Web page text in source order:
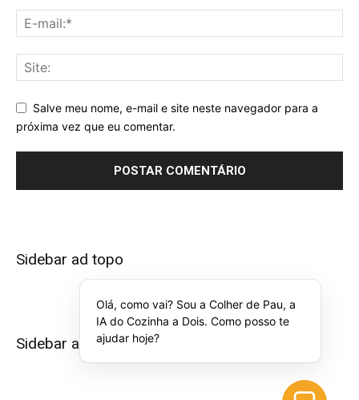
Salve meu nome, e-mail e site neste navegador para a
próxima vez que eu comentar.
Sidebar ad topo
Sidebar ad bottom
Olá, como vai? Sou a Colher de Pau, a
IA do Cozinha a Dois. Como posso te
ajudar hoje?